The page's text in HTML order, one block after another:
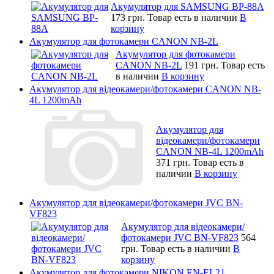
Акумулятор для SAMSUNG BP-88A
173 грн. Товар есть в наличии В
корзину
Акумулятор для фотокамери CANON NB-2L
Акумулятор для фотокамери
CANON NB-2L 191 грн. Товар есть
в наличии В корзину
Акумулятор для відеокамери/фотокамери CANON NB-
4L 1200mAh
Акумулятор для
відеокамери/фотокамери
CANON NB-4L 1200mAh
371 грн. Товар есть в
наличии В корзину
Акумулятор для відеокамери/фотокамери JVC BN-
VF823
Акумулятор для відеокамери/
фотокамери JVC BN-VF823 564
грн. Товар есть в наличии В
корзину